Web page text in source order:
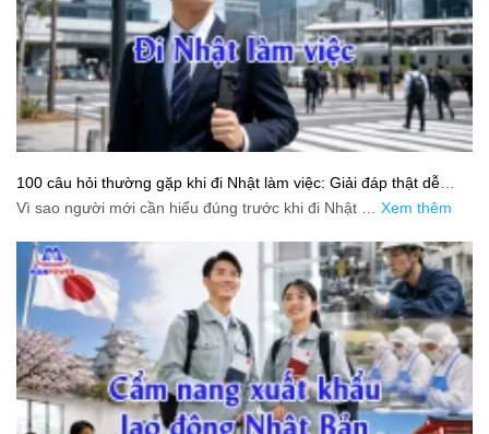
100 câu hỏi thường gặp khi đi Nhật làm việc: Giải đáp thật dễ
hiểu cho người mới bắt đầu
Vì sao người mới cần hiểu đúng trước khi đi Nhật … Xem thêm